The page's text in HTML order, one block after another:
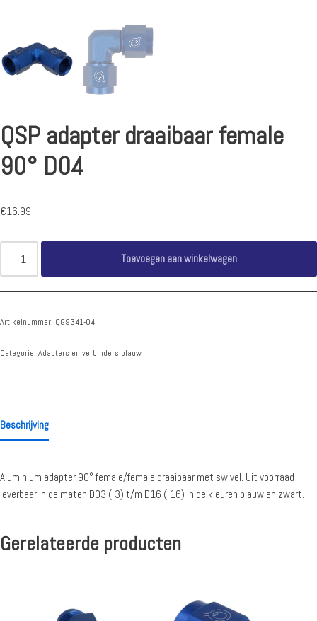
QSP adapter draaibaar female
90° D04
€16.99
Toevoegen aan winkelwagen
Artikelnummer: QG9341-04
Categorie: Adapters en verbinders blauw
Beschrijving
Aluminium adapter 90° female/female draaibaar met swivel. Uit voorraad
leverbaar in de maten D03 (-3) t/m D16 (-16) in de kleuren blauw en zwart.
Gerelateerde producten